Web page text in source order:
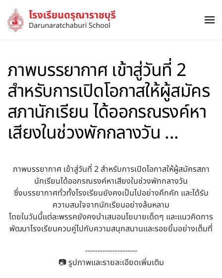
Skip to main content
ภาพบรรยากาศ เข้าสู่วันที่ 2
สำหรับการเปิดโอกาสให้ผู้สมัคร
สภานักเรียน ได้ออกรณรงค์หา
เสียงในช่วงพักกลางวัน ...
ภาพบรรยากาศ เข้าสู่วันที่ 2 สำหรับการเปิดโอกาสให้ผู้สมัครสภา
นักเรียนได้ออกรณรงค์หาเสียงในช่วงพักกลางวัน
ซึ่งบรรยากาศทั่วทั้งโรงเรียนยังคงเป็นไปอย่างคึกคัก และได้รับ
ความสนใจจากนักเรียนอย่างล้นหลาม
โดยในวันนี้แต่ละพรรคยังคงนำเสนอนโยบายเด็ดๆ และแนวคิดการ
พัฒนาโรงเรียนควบคู่ไปกับความสนุกสนานและรอยยิ้มอย่างเต็มที่
---------------------
📷 รูปภาพและรายละเอียดเพิ่มเติม